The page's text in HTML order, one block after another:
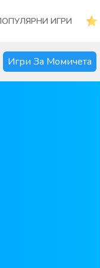
ИГРИ
Игри За Момичета